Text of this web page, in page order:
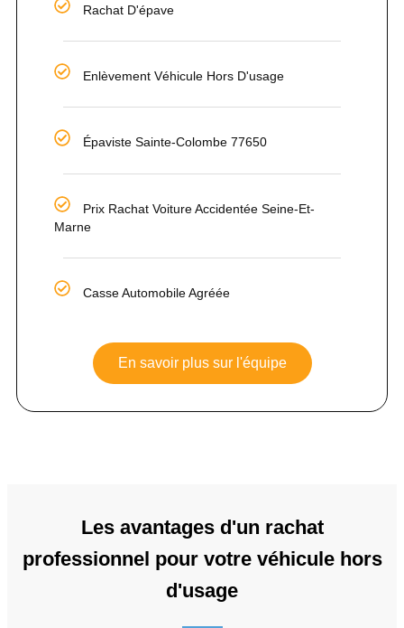
Rachat D'épave
Enlèvement Véhicule Hors D'usage
Épaviste Sainte-Colombe 77650
Prix Rachat Voiture Accidentée Seine-Et-
Marne
Casse Automobile Agréée
En savoir plus sur l'équipe
Les avantages d'un rachat
professionnel pour votre véhicule hors
d'usage